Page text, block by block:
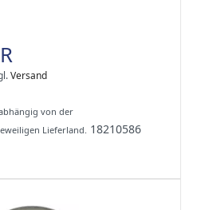
Versand
von der
Lieferland. 18210586